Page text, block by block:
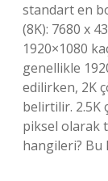
standart en
(8K): 7680 x
1920×1080
genellikle
edilirken, 2K
belirtilir. 2.5K
piksel olarak
hangileri? Bu